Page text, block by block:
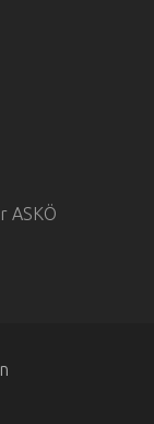
ASKÖ